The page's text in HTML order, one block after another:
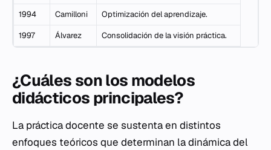
1994 Camilloni Optimización del aprendizaje.
1997 Álvarez Consolidación de la visión práctica.
¿Cuáles son los modelos
didácticos principales?
La práctica docente se sustenta en distintos
enfoques teóricos que determinan la dinámica del